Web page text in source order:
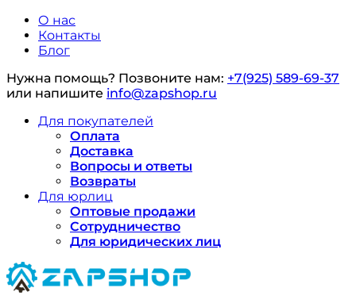
О нас
Контакты
Блог
Нужна помощь? Позвоните нам: +7(925) 589-69-37
или напишите info@zapshop.ru
Для покупателей
Оплата
Доставка
Вопросы и ответы
Возвраты
Для юрлиц
Оптовые продажи
Сотрудничество
Для юридических лиц